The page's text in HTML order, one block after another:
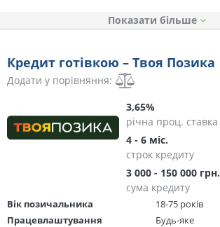
Показати
Кредит готівкою – Твоя Позика
Додати у порівняння:
3,65%
річна проц. ставка
4 - 6 міс.
строк кредиту
3 000 - 150 000 грн.
сума кредиту
Вік позичальника
18-75 років
Працевлаштування
Будь-яке